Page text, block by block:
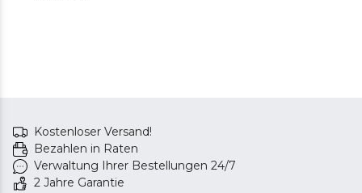
Kostenloser Versand!
Bezahlen in Raten
Verwaltung Ihrer Bestellungen 24/7
2 Jahre Garantie